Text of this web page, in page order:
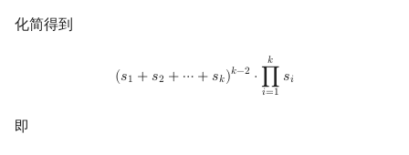
化简得到
(𝑠1 + 𝑠2 + ⋯ + 𝑠𝑘)𝑘−2 ⋅
𝑘
∏
𝑖=1
𝑠𝑖
2⋅ i 1ksi
即